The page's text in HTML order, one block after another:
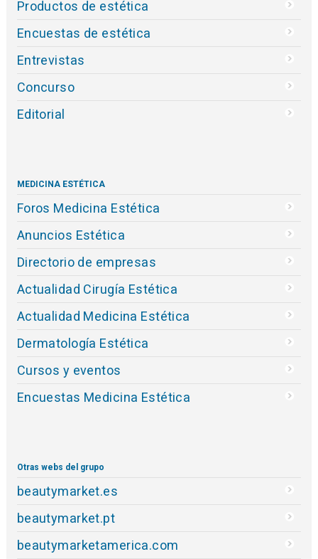
Productos de estética
Encuestas de estética
Entrevistas
Concurso
Editorial
MEDICINA ESTÉTICA
Foros Medicina Estética
Anuncios Estética
Directorio de empresas
Actualidad Cirugía Estética
Actualidad Medicina Estética
Dermatología Estética
Cursos y eventos
Encuestas Medicina Estética
Otras webs del grupo
beautymarket.es
beautymarket.pt
beautymarketamerica.com